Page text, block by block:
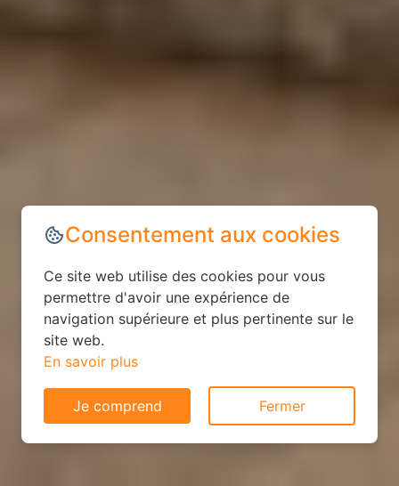
Consentement aux cookies
Ce site web utilise des cookies pour vous
permettre d'avoir une expérience de
navigation supérieure et plus pertinente sur le
site web.
En savoir plus
Je comprend Fermer